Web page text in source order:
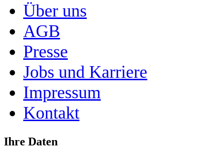
Über uns
AGB
Presse
Jobs und Karriere
Impressum
Kontakt
Ihre Daten